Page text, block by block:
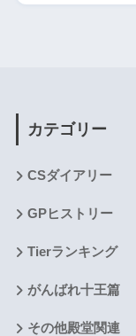
カテゴリー
CSダイアリー
GPヒストリー
Tierランキング
がんばれ十王篇
その他殿堂関連